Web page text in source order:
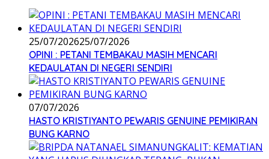
25/07/202625/07/2026
OPINI : PETANI TEMBAKAU MASIH MENCARI
KEDAULATAN DI NEGERI SENDIRI
07/07/2026
HASTO KRISTIYANTO PEWARIS GENUINE PEMIKIRAN
BUNG KARNO